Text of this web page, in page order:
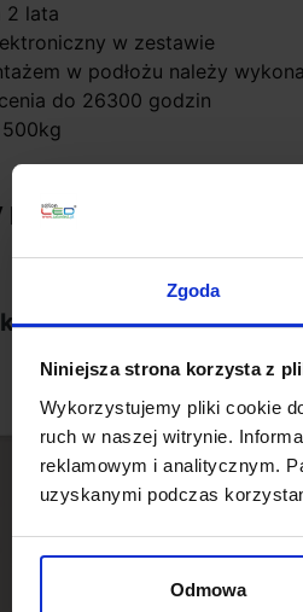
Zgoda
Niniejsza strona korzysta z
Wykorzystujemy pliki cookie
ruch w naszej witrynie.
reklamowym i analitycznym.
uzyskanymi podczas
Odmowa
2 lata
w zestawie
w podłożu należy
do 26300 godzin
produktu